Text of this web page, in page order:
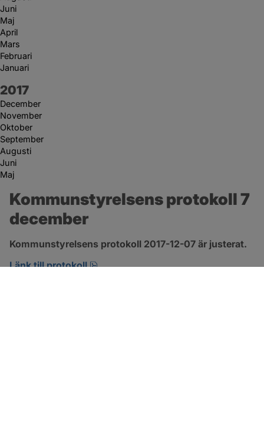
Juni
Maj
April
Mars
Februari
Januari
År:
2017
December
November
Oktober
September
Augusti
Juni
Maj
Kommunstyrelsens protokoll 7
december
Kommunstyrelsens protokoll 2017-12-07 är justerat.
Länk till protokoll
pdf, 123.1 kB, öppnas i nytt fönster.